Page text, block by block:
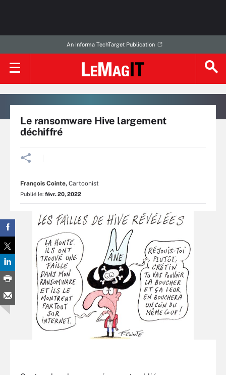
An Informa TechTarget Publication
Le ransomware Hive largement
déchiffré
François Cointe, Cartoonist
Publié le: févr. 20, 2022